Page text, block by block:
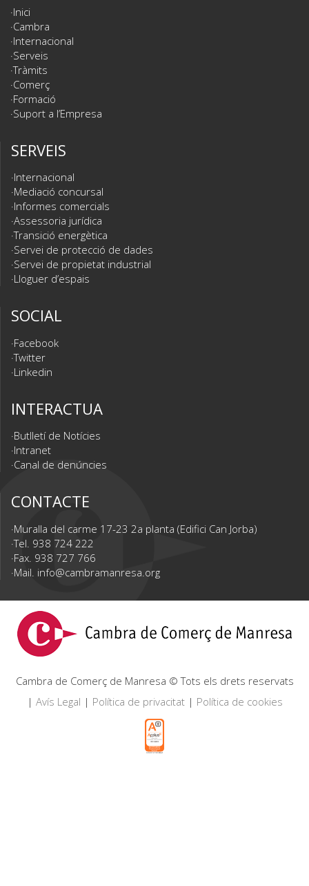
Inici
Cambra
Internacional
Serveis
Tràmits
Comerç
Formació
Suport a l’Empresa
SERVEIS
Internacional
Mediació concursal
Informes comercials
Assessoria jurídica
Transició energètica
Servei de protecció de dades
Servei de propietat industrial
Lloguer d’espais
SOCIAL
Facebook
Twitter
Linkedin
INTERACTUA
Butlletí de Notícies
Intranet
Canal de denúncies
CONTACTE
Muralla del carme 17-23 2a planta (Edifici Can Jorba)
Tel. 938 724 222
Fax. 938 727 766
Mail. info@cambramanresa.org
Cambra de Comerç de Manresa © Tots els drets reservats
| Avís Legal | Política de privacitat| Política de cookies